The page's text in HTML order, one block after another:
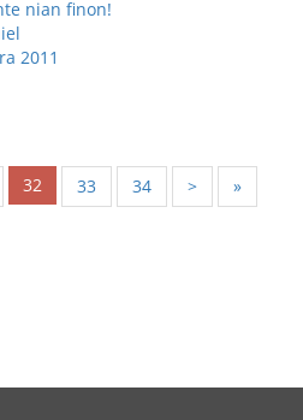
nian finon!
2011
32 33 34 > »